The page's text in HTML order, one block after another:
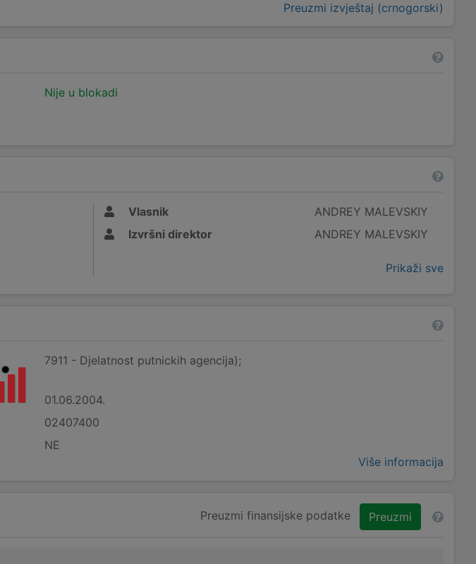
Preuzmi izvještaj (crnogorski)
Nije u blokadi
Vlasnik
ANDREY MALEVSKIY
Izvršni direktor
ANDREY MALEVSKIY
Prikaži sve
7911 - Djelatnost putnickih agencija);
01.06.2004.
02407400
NE
Više informacija
Preuzmi finansijske podatke Preuzmi